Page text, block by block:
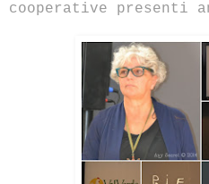
cooperative presenti